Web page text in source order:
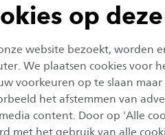
op
website bezoekt, worden
We plaatsen cookies voor
voorkeuren op te slaan
het afstemmen van
content. Door op 'Alle
met het gebruik van alle
wij niet alleen, maar in
collega onderzoekers.
praktijkgericht
Wij gebruiken
delen wij zoveel